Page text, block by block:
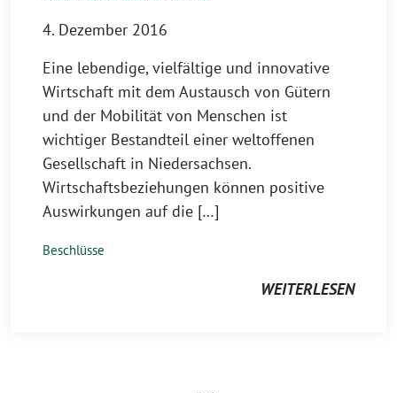
4. Dezember 2016
Eine lebendige, vielfältige und innovative
Wirtschaft mit dem Austausch von Gütern
und der Mobilität von Menschen ist
wichtiger Bestandteil einer weltoffenen
Gesellschaft in Niedersachsen.
Wirtschaftsbeziehungen können positive
Auswirkungen auf die […]
Beschlüsse
WEITERLESEN